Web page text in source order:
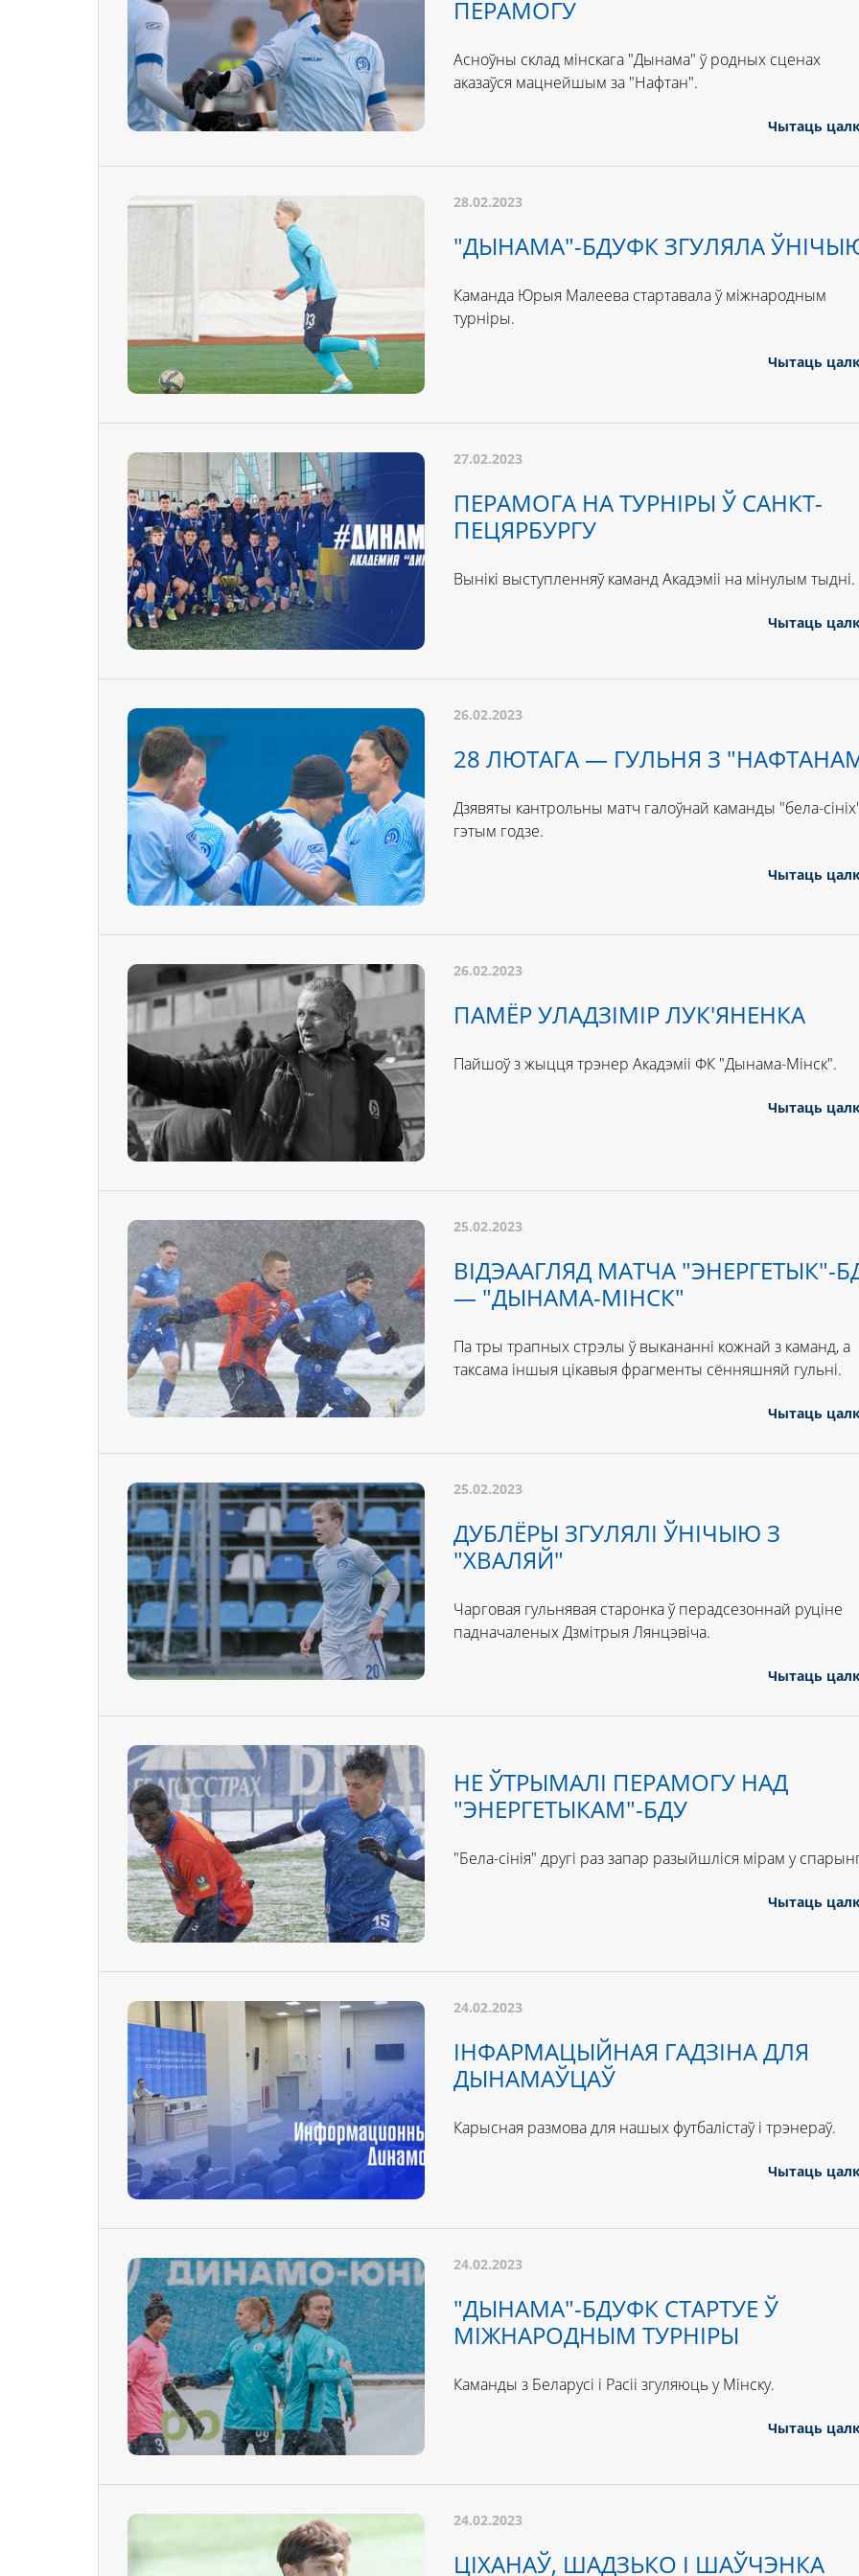
ПЕРАМОГУ
Асноўны склад мінскага "Дынама" ў родных сценах
аказаўся мацнейшым за "Нафтан".
Чытаць
28.02.2023
"ДЫНАМА"-БДУФК ЗГУЛЯЛА
Каманда Юрыя Малеева стартавала ў міжнародным
турніры.
Чытаць
27.02.2023
ПЕРАМОГА НА ТУРНІРЫ Ў САНКТ-
ПЕЦЯРБУРГУ
Вынікі выступленняў каманд Акадэміі на мінулым тыдні.
Чытаць
26.02.2023
28 ЛЮТАГА — ГУЛЬНЯ З
Дзявяты кантрольны матч галоўнай каманды "бела-
гэтым годзе.
Чытаць
26.02.2023
ПАМЁР УЛАДЗІМІР ЛУК'ЯНЕНКА
Пайшоў з жыцця трэнер Акадэміі ФК "Дынама-Мінск".
Чытаць
25.02.2023
ВІДЭААГЛЯД МАТЧА "ЭНЕРГЕТЫК"-
— "ДЫНАМА-МІНСК"
Па тры трапных стрэлы ў выкананні кожнай з каманд, а
таксама іншыя цікавыя фрагменты сённяшняй гульні.
Чытаць
25.02.2023
ДУБЛЁРЫ ЗГУЛЯЛІ ЎНІЧЫЮ З
"ХВАЛЯЙ"
Чарговая гульнявая старонка ў перадсезоннай руціне
падначаленых Дзмітрыя Лянцэвіча.
Чытаць
НЕ ЎТРЫМАЛІ ПЕРАМОГУ НАД
"ЭНЕРГЕТЫКАМ"-БДУ
"Бела-сінія" другі раз запар разыйшліся мірам у
Чытаць
24.02.2023
ІНФАРМАЦЫЙНАЯ ГАДЗІНА ДЛЯ
ДЫНАМАЎЦАЎ
Карысная размова для нашых футбалістаў і трэнераў.
Чытаць
24.02.2023
"ДЫНАМА"-БДУФК СТАРТУЕ Ў
МІЖНАРОДНЫМ ТУРНІРЫ
Каманды з Беларусі і Расіі згуляюць у Мінску.
Чытаць
24.02.2023
ЦІХАНАЎ, ШАДЗЬКО І ШАЎЧЭНКА